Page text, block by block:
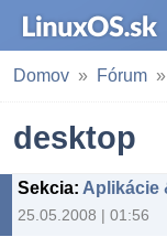
Domov Fórum
desktop
Sekcia: Aplikácie
25.05.2008 | 01:56